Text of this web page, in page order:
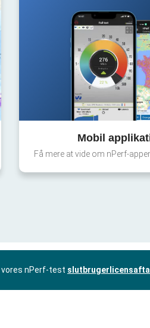
Mobil
Få mere at vide om nPerf-
nPerf-test